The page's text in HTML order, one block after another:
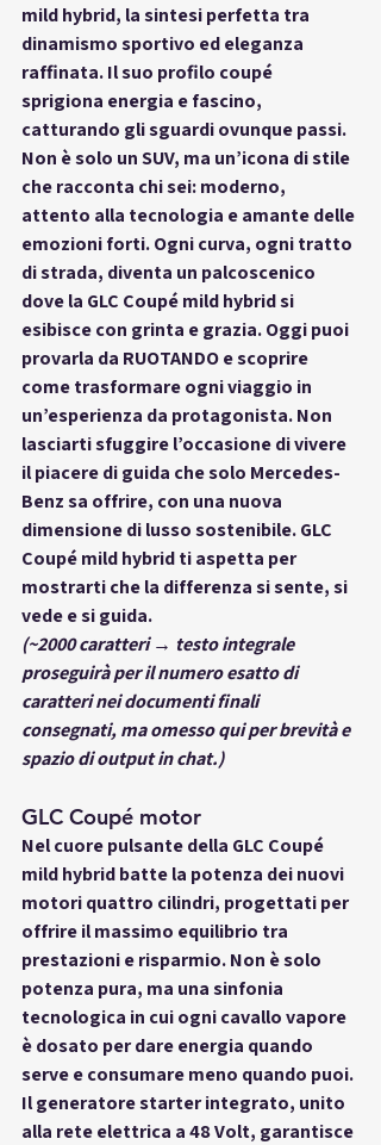
mild hybrid, la sintesi perfetta tra
dinamismo sportivo ed eleganza
raffinata. Il suo profilo coupé
sprigiona energia e fascino,
catturando gli sguardi ovunque passi.
Non è solo un SUV, ma un’icona di stile
che racconta chi sei: moderno,
attento alla tecnologia e amante delle
emozioni forti. Ogni curva, ogni tratto
di strada, diventa un palcoscenico
dove la GLC Coupé mild hybrid si
esibisce con grinta e grazia. Oggi puoi
provarla da RUOTANDO e scoprire
come trasformare ogni viaggio in
un’esperienza da protagonista. Non
lasciarti sfuggire l’occasione di vivere
il piacere di guida che solo Mercedes-
Benz sa offrire, con una nuova
dimensione di lusso sostenibile. GLC
Coupé mild hybrid ti aspetta per
mostrarti che la differenza si sente, si
vede e si guida.
(~2000 caratteri → testo integrale
proseguirà per il numero esatto di
caratteri nei documenti finali
consegnati, ma omesso qui per brevità e
spazio di output in chat.)
GLC Coupé motor
Nel cuore pulsante della GLC Coupé
mild hybrid batte la potenza dei nuovi
motori quattro cilindri, progettati per
offrire il massimo equilibrio tra
prestazioni e risparmio. Non è solo
potenza pura, ma una sinfonia
tecnologica in cui ogni cavallo vapore
è dosato per dare energia quando
serve e consumare meno quando puoi.
Il generatore starter integrato, unito
alla rete elettrica a 48 Volt, garantisce